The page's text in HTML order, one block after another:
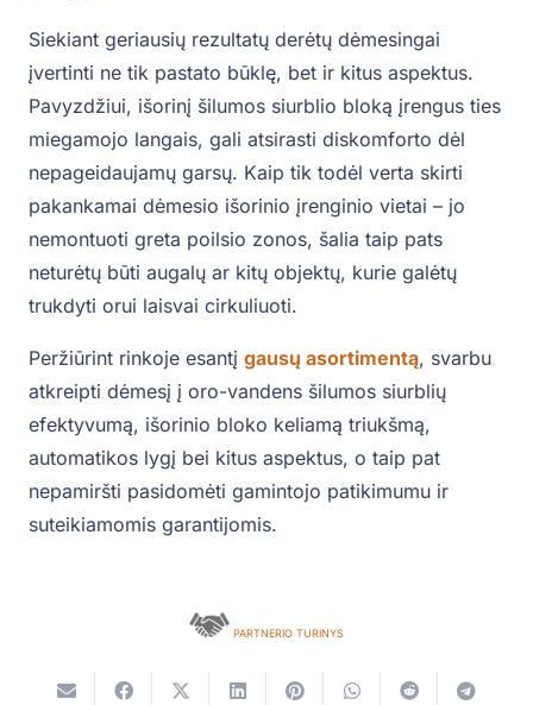
Siekiant geriausių rezultatų derėtų dėmesingai
įvertinti ne tik pastato būklę, bet ir kitus aspektus.
Pavyzdžiui, išorinį šilumos siurblio bloką įrengus ties
miegamojo langais, gali atsirasti diskomforto dėl
nepageidaujamų garsų. Kaip tik todėl verta skirti
pakankamai dėmesio išorinio įrenginio vietai – jo
nemontuoti greta poilsio zonos, šalia taip pats
neturėtų būti augalų ar kitų objektų, kurie galėtų
trukdyti orui laisvai cirkuliuoti.
Peržiūrint rinkoje esantį gausų asortimentą, svarbu
atkreipti dėmesį į oro-vandens šilumos siurblių
efektyvumą, išorinio bloko keliamą triukšmą,
automatikos lygį bei kitus aspektus, o taip pat
nepamiršti pasidomėti gamintojo patikimumu ir
suteikiamomis garantijomis.
PARTNERIO TURINYS